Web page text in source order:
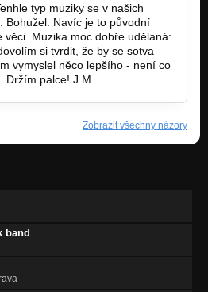
typ muziky se v našich
Bohužel. Navíc je to původní
věci. Muzika moc dobře udělaná:
si tvrdit, že by se sotva
vymyslel něco lepšího - není co
Držím palce! J.M.
Zobrazit všechny názory
band